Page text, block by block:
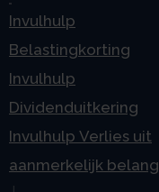
Invulhulp
Belastingkorting
Invulhulp
Dividenduitkering
Invulhulp Verlies uit
aanmerkelijk belang